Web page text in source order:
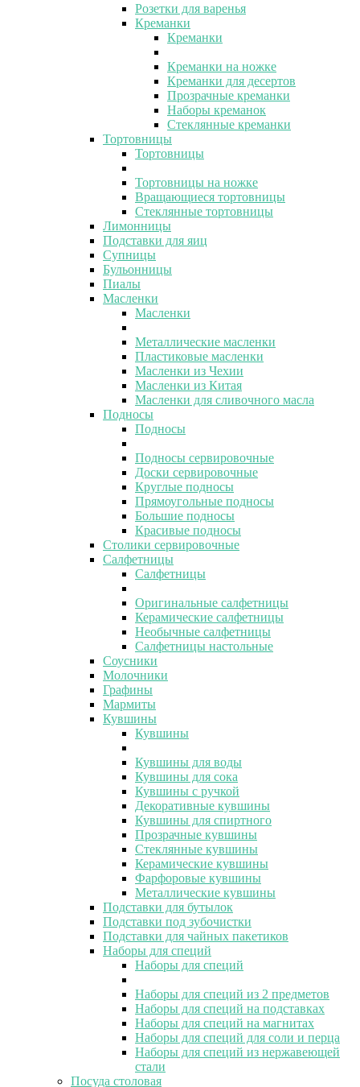
Розетки для варенья
Креманки
Креманки
Креманки на ножке
Креманки для десертов
Прозрачные креманки
Наборы креманок
Стеклянные креманки
Тортовницы
Тортовницы
Тортовницы на ножке
Вращающиеся тортовницы
Стеклянные тортовницы
Лимонницы
Подставки для яиц
Супницы
Бульонницы
Пиалы
Масленки
Масленки
Металлические масленки
Пластиковые масленки
Масленки из Чехии
Масленки из Китая
Масленки для сливочного масла
Подносы
Подносы
Подносы сервировочные
Доски сервировочные
Круглые подносы
Прямоугольные подносы
Большие подносы
Красивые подносы
Столики сервировочные
Салфетницы
Салфетницы
Оригинальные салфетницы
Керамические салфетницы
Необычные салфетницы
Салфетницы настольные
Соусники
Молочники
Графины
Мармиты
Кувшины
Кувшины
Кувшины для воды
Кувшины для сока
Кувшины с ручкой
Декоративные кувшины
Кувшины для спиртного
Прозрачные кувшины
Стеклянные кувшины
Керамические кувшины
Фарфоровые кувшины
Металлические кувшины
Подставки для бутылок
Подставки под зубочистки
Подставки для чайных пакетиков
Наборы для специй
Наборы для специй
Наборы для специй из 2 предметов
Наборы для специй на подставках
Наборы для специй на магнитах
Наборы для специй для соли и перца
Наборы для специй из нержавеющей
стали
Посуда столовая